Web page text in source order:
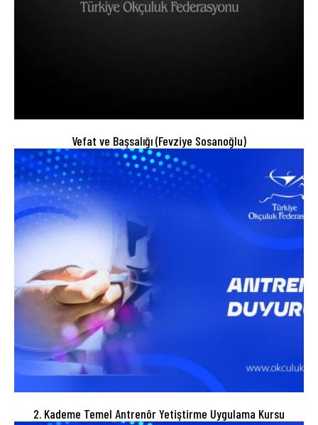
Vefat ve Başsalığı (Fevziye Sosanoğlu)
2. Kademe Temel Antrenör Yetiştirme Uygulama Kursu